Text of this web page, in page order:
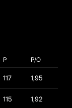
P P/O
117 1,95
115 1,92